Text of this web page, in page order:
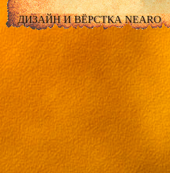
ДИЗАЙН И ВЁРСТКА NEARO